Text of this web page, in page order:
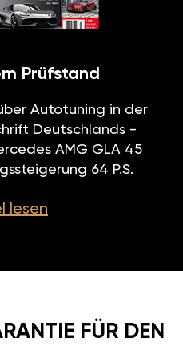
Prüfstand
Autotuning in der
Deutschlands -
AMG GLA 45
64 P.S.
lesen
FÜR DEN